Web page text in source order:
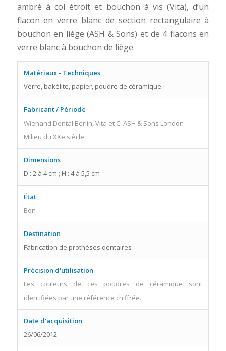
ambré à col étroit et bouchon à vis (Vita), d’un
flacon en verre blanc de section rectangulaire à
bouchon en liège (ASH & Sons) et de 4 flacons en
verre blanc à bouchon de liège.
Matériaux - Techniques
Verre, bakélite, papier, poudre de céramique
Fabricant / Période
Wienand Dental Berlin, Vita et C. ASH & Sons London
Milieu du XXe siècle
Dimensions
D : 2 à 4 cm ; H : 4 à 5,5 cm
État
Bon
Destination
Fabrication de prothèses dentaires
Précision d'utilisation
Les couleurs de ces poudres de céramique sont
identifiées par une référence chiffrée.
Date d'acquisition
26/06/2012